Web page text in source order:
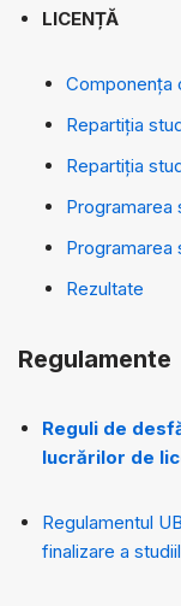
LICENȚĂ
Componența
Repartiția
Repartiția
Programarea
Programarea
Rezultate
Regulamente
Reguli de
lucrărilor de
Regulamentul
finalizare a